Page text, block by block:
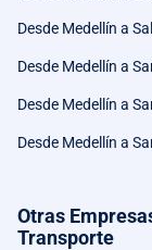
Desde Medellín a
Desde Medellín a
Desde Medellín a
Desde Medellín a
Otras
Transporte